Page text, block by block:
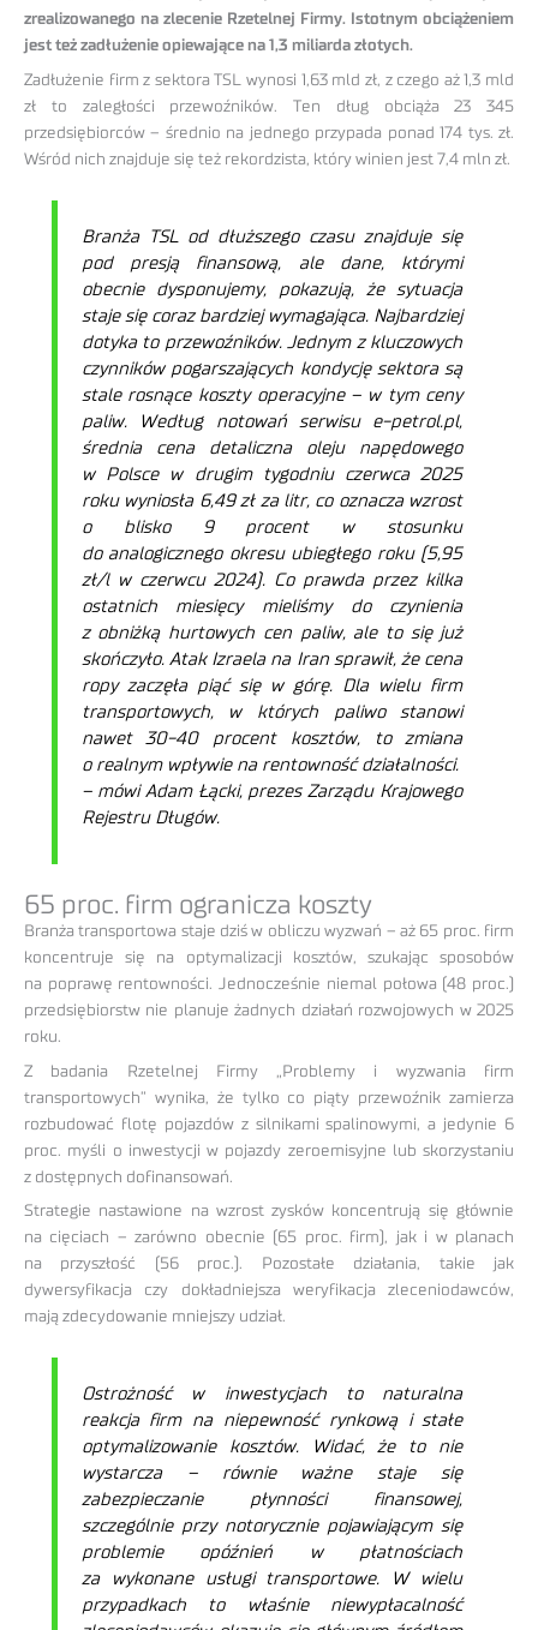
zrealizowanego na zlecenie Rzetelnej Firmy. Istotnym obciążeniem
jest też zadłużenie opiewające na 1,3 miliarda złotych.
Zadłużenie firm z sektora TSL wynosi 1,63 mld zł, z czego aż 1,3 mld
zł to zaległości przewoźników. Ten dług obciąża 23 345
przedsiębiorców – średnio na jednego przypada ponad 174 tys. zł.
Wśród nich znajduje się też rekordzista, który winien jest 7,4 mln zł.
Branża TSL od dłuższego czasu znajduje się
pod presją finansową, ale dane, którymi
obecnie dysponujemy, pokazują, że sytuacja
staje się coraz bardziej wymagająca. Najbardziej
dotyka to przewoźników. Jednym z kluczowych
czynników pogarszających kondycję sektora są
stale rosnące koszty operacyjne – w tym ceny
paliw. Według notowań serwisu e-petrol.pl,
średnia cena detaliczna oleju napędowego
w Polsce w drugim tygodniu czerwca 2025
roku wyniosła 6,49 zł za litr, co oznacza wzrost
o blisko 9 procent w stosunku
do analogicznego okresu ubiegłego roku (5,95
zł/l w czerwcu 2024). Co prawda przez kilka
ostatnich miesięcy mieliśmy do czynienia
z obniżką hurtowych cen paliw, ale to się już
skończyło. Atak Izraela na Iran sprawił, że cena
ropy zaczęła piąć się w górę. Dla wielu firm
transportowych, w których paliwo stanowi
nawet 30-40 procent kosztów, to zmiana
o realnym wpływie na rentowność działalności.
– mówi Adam Łącki, prezes Zarządu Krajowego
Rejestru Długów.
65 proc. firm ogranicza koszty
Branża transportowa staje dziś w obliczu wyzwań – aż 65 proc. firm
koncentruje się na optymalizacji kosztów, szukając sposobów
na poprawę rentowności. Jednocześnie niemal połowa (48 proc.)
przedsiębiorstw nie planuje żadnych działań rozwojowych w 2025
roku.
Z badania Rzetelnej Firmy „Problemy i wyzwania firm
transportowych” wynika, że tylko co piąty przewoźnik zamierza
rozbudować flotę pojazdów z silnikami spalinowymi, a jedynie 6
proc. myśli o inwestycji w pojazdy zeroemisyjne lub skorzystaniu
z dostępnych dofinansowań.
Strategie nastawione na wzrost zysków koncentrują się głównie
na cięciach – zarówno obecnie (65 proc. firm), jak i w planach
na przyszłość (56 proc.). Pozostałe działania, takie jak
dywersyfikacja czy dokładniejsza weryfikacja zleceniodawców,
mają zdecydowanie mniejszy udział.
Ostrożność w inwestycjach to naturalna
reakcja firm na niepewność rynkową i stałe
optymalizowanie kosztów. Widać, że to nie
wystarcza – równie ważne staje się
zabezpieczanie płynności finansowej,
szczególnie przy notorycznie pojawiającym się
problemie opóźnień w płatnościach
za wykonane usługi transportowe. W wielu
przypadkach to właśnie niewypłacalność